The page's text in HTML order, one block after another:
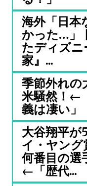
海外「日本
かった…」
たディズニ
家』...
季節外れの
米騒然！←
義は凄い」
大谷翔平
イ・ヤング
何番目の選
←「歴代...